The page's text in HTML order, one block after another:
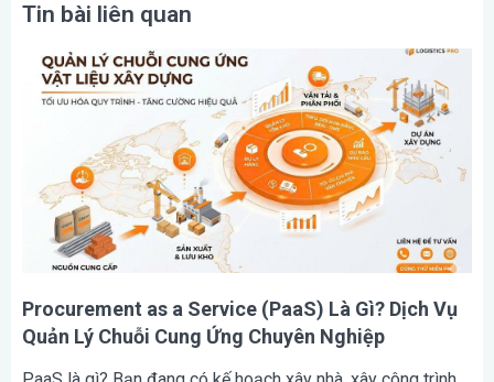
Tin bài liên quan
Procurement as a Service (PaaS) Là Gì? Dịch Vụ
Quản Lý Chuỗi Cung Ứng Chuyên Nghiệp